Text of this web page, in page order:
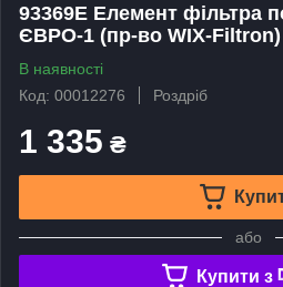
93369E Елемент фільтра
ЄВРО-1 (пр-во WIX-Filtron)
В наявності
Код: 00012276
Роздріб
1 335 ₴
або
Купити з